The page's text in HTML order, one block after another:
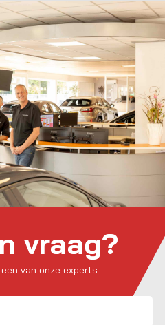
vraag?
van onze experts.